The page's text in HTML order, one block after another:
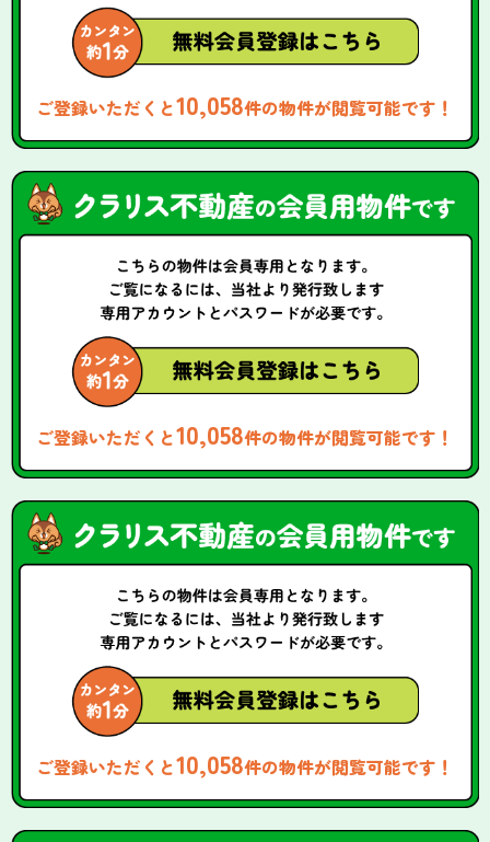
ご登録いただくと10,058件の物件が閲覧可能です！
ご登録いただくと10,058件の物件が閲覧可能です！
ご登録いただくと10,058件の物件が閲覧可能です！